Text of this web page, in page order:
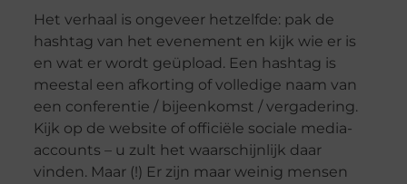
Het verhaal is ongeveer hetzelfde: pak de
hashtag van het evenement en kijk wie er is
en wat er wordt geüpload. Een hashtag is
meestal een afkorting of volledige naam van
een conferentie / bijeenkomst / vergadering.
Kijk op de website of officiële sociale media-
accounts – u zult het waarschijnlijk daar
vinden. Maar (!) Er zijn maar weinig mensen